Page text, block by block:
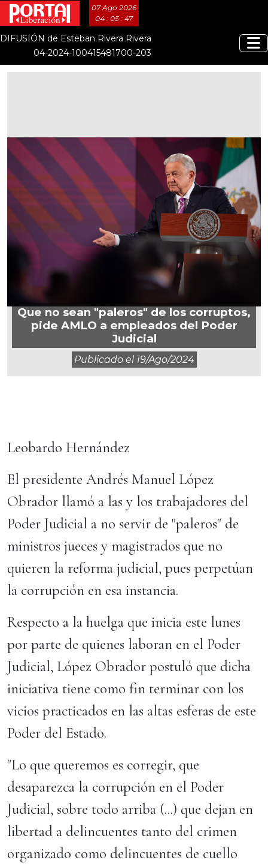
07 Ago 2026
04 : 05 : 48
DIFUSIÓN de Esteban Rivera Rivera
04-2024-100415481700-203
Que no sean "paleros" de los corruptos,
pide AMLO a empleados del Poder
Judicial
Publicado el 19/ago/2024
Leobardo Hernández
El presidente Andrés Manuel López
Obrador llamó a las y los trabajadores del
Poder Judicial a no servir de "paleros" de
ministros jueces y magistrados que no
quieren la reforma judicial, pues perpetúan
la corrupción en esa instancia.
Respecto a la huelga que inicia este lunes
por parte de quienes laboran en el Poder
Judicial, López Obrador postuló que dicha
iniciativa tiene como fin terminar con los
vicios practicados en las altas esferas de este
Poder del Estado.
"Lo que queremos es corregir, que
desaparezca la corrupción en el Poder
Judicial, sobre todo arriba (...) que dejan en
libertad a delincuentes tanto del crimen
organizado como delincuentes de cuello